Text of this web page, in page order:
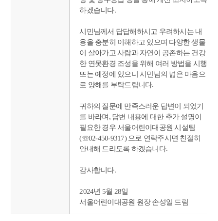
하겠습니다.
시민님께서 답답해하시고 우려하시는 내
용을 충분히 이해하고 있으며 다양한 생물
이 살아가고 사람과 자연이 공존하는 건강
한 연못환경 조성을 위해 여러 방법을 시행
또는 예정에 있으니 시민님의 넓은 마음으
로 양해를 부탁드립니다.
귀하의 질문에 만족스러운 답변이 되었기
를 바라며, 답변 내용에 대한 추가 설명이
필요한 경우 서울어린이대공원 시설팀
(☏02-450-9317) 으로 연락주시면 친절히
안내해 드리도록 하겠습니다.
감사합니다.
2024년 5월 28일
서울어린이대공원 원장 손성일 드림